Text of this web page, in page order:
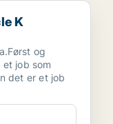
K
og
job som
det er et job